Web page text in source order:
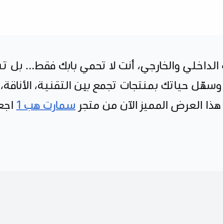
والخارجي، أنت لا تحمي بابك فقط… بل
حياتك بمنتجات تجمع بين التقنية، الأناقة،
العرض المميز الآن من متجر سمارت هب 1